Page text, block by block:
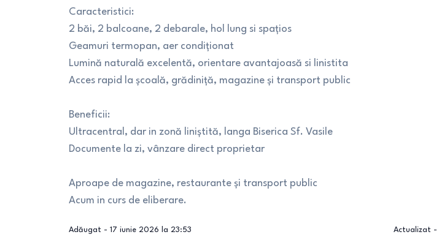
Caracteristici:
2 băi, 2 balcoane, 2 debarale, hol lung si spațios
Geamuri termopan, aer condiționat
Lumină naturală excelentă, orientare avantajoasă si linistita
Acces rapid la școală, grădiniță, magazine și transport public
Beneficii:
Ultracentral, dar in zonă liniștită, langa Biserica Sf. Vasile
Documente la zi, vânzare direct proprietar
Aproape de magazine, restaurante și transport public
Acum in curs de eliberare.
Adăugat - 17 iunie 2026 la 23:53 Actualizat -